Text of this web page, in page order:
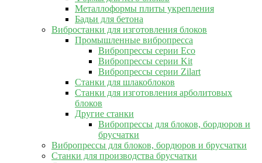
Металлоформы плиты укрепления
Бадьи для бетона
Вибростанки для изготовления блоков
Промышленные вибропресса
Вибропрессы серии Eco
Вибропрессы серии Kit
Вибропрессы серии Zilart
Станки для шлакоблоков
Станки для изготовления арболитовых
блоков
Другие станки
Вибропрессы для блоков, бордюров и
брусчатки
Вибропрессы для блоков, бордюров и брусчатки
Станки для производства брусчатки